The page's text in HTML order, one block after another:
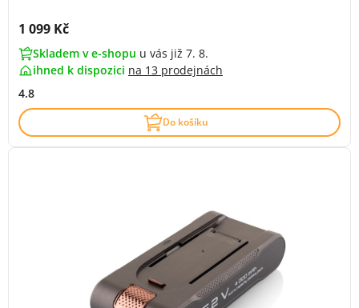
Cena s DPH:
1 099 Kč
Skladem v e-shopu u vás již 7. 8.
ihned k dispozici na 13 prodejnách
4.8
Do košíku